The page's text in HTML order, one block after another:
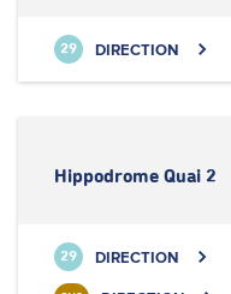
29 DIRECTION
Hippodrome Quai 2
29 DIRECTION